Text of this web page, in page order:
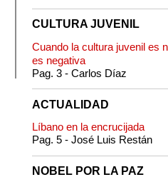
CULTURA JUVENIL
Cuando la cultura juvenil es
es negativa
Pag. 3 - Carlos Díaz
ACTUALIDAD
Líbano en la encrucijada
Pag. 5 - José Luis Restán
NOBEL POR LA PAZ